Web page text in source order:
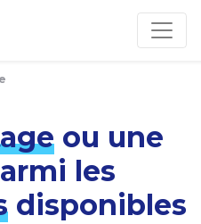
ou une
les
disponibles